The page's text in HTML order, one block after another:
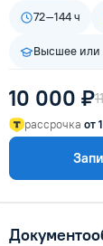
72–144 ч
Высшее или
10 000 ₽
рассрочка от